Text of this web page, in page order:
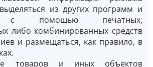
из других программ и
с помощью печатных,
либо комбинированных средств
и размещаться, как правило, в
товаров и иных объектов